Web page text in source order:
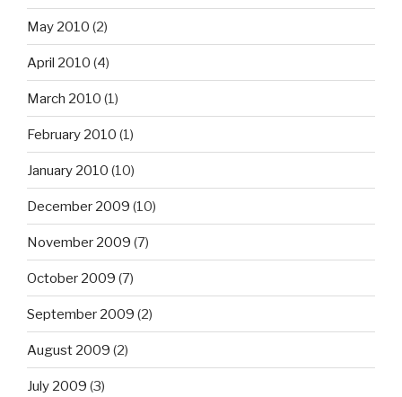
May 2010 (2)
April 2010 (4)
March 2010 (1)
February 2010 (1)
January 2010 (10)
December 2009 (10)
November 2009 (7)
October 2009 (7)
September 2009 (2)
August 2009 (2)
July 2009 (3)